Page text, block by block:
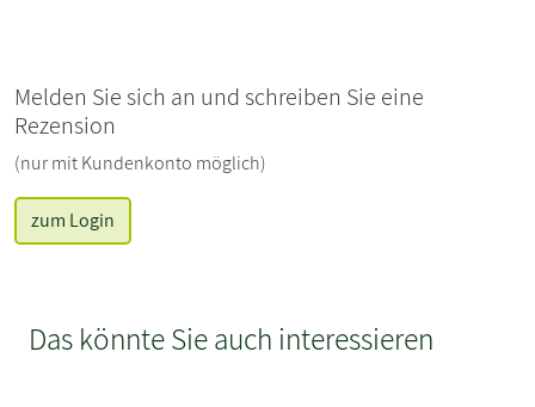
Melden Sie sich an und schreiben Sie eine
Rezension
(nur mit Kundenkonto möglich)
zum Login
Das könnte Sie auch interessieren